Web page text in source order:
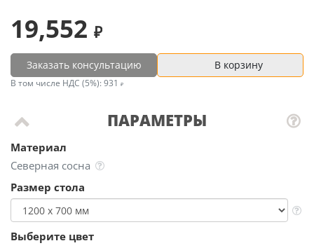
ПАРАМЕТРЫ
Материал
Северная сосна
Размер стола
Выберите цвет
19,552
Заказать консультацию В корзину
В том числе НДС (5%): 931